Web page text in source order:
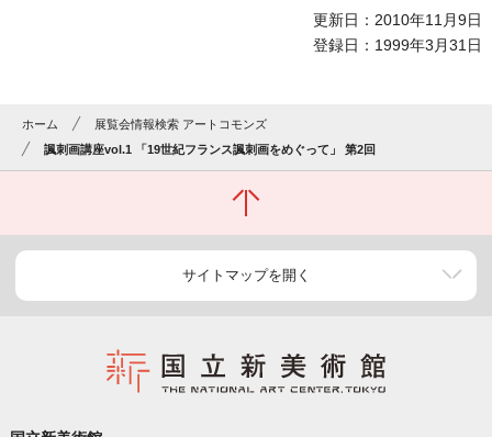
更新日：2010年11月9日
登録日：1999年3月31日
ホーム
展覧会情報検索 アートコモンズ
諷刺画講座vol.1 「19世紀フランス諷刺画をめぐって」 第2回
サイトマップを開く